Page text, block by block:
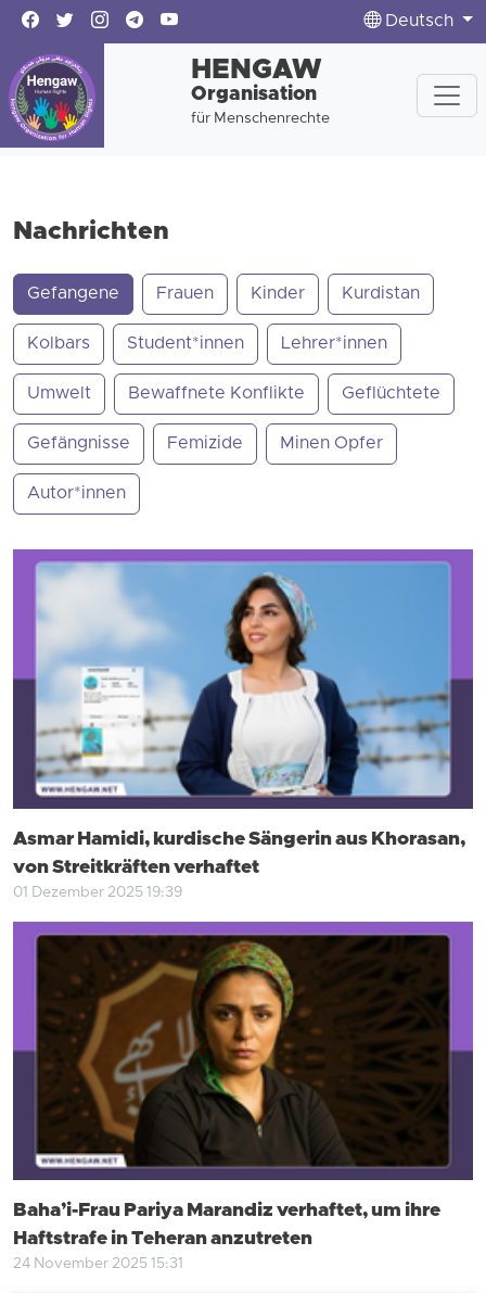
Deutsch
HENGAW
Organisation
für Menschenrechte
Nachrichten
Gefangene Frauen Kinder Kurdistan
Kolbars Student*innen Lehrer*innen
Umwelt Bewaffnete Konflikte Geflüchtete
Gefängnisse Femizide Minen Opfer
Autor*innen
Asmar Hamidi, kurdische Sängerin aus Khorasan,
von Streitkräften verhaftet
01 Dezember 2025 19:39
Baha’i-Frau Pariya Marandiz verhaftet, um ihre
Haftstrafe in Teheran anzutreten
24 November 2025 15:31